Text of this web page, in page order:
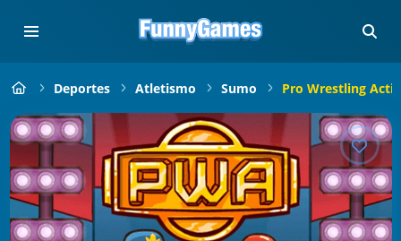
Deportes Atletismo Sumo Pro Wrestling